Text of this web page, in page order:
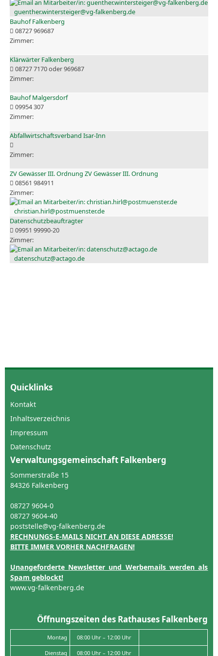
guenther.wintersteiger@vg-falkenberg.de
Bauhof Falkenberg
08727 969687
Klärwärter Falkenberg
08727 7170 oder 969687
Bauhof Malgersdorf
09954 307
Abfallwirtschaftsverband Isar-Inn
ZV Gewässer III. Ordnung ZV Gewässer III. Ordnung
08561 984911
christian.hirl@postmuenster.de
Datenschutzbeauftragter
09951 99990-20
datenschutz@actago.de
Quicklinks
Kontakt
Inhaltsverzeichnis
Impressum
Datenschutz
Verwaltungsgemeinschaft Falkenberg
Sommerstraße 15
84326 Falkenberg
08727 9604-0
08727 9604-40
poststelle@vg-falkenberg.de
RECHNUNGS-E-MAILS NICHT AN DIESE ADRESSE!
BITTE IMMER VORHER NACHFRAGEN!
Unangeforderte Newsletter und Werbemails werden als
Spam geblockt!
www.vg-falkenberg.de
Öffnungszeiten des Rathauses Falkenberg
Montag 08:00 Uhr – 12:00 Uhr
Dienstag 08:00 Uhr – 12:00 Uhr